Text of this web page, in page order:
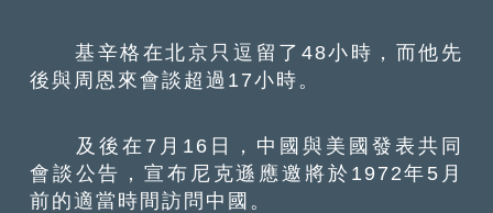
基辛格在北京只逗留了48小時，而他先
後與周恩來會談超過17小時。
及後在7月16日，中國與美國發表共同
會談公告，宣布尼克遜應邀將於1972年5月
前的適當時間訪問中國。